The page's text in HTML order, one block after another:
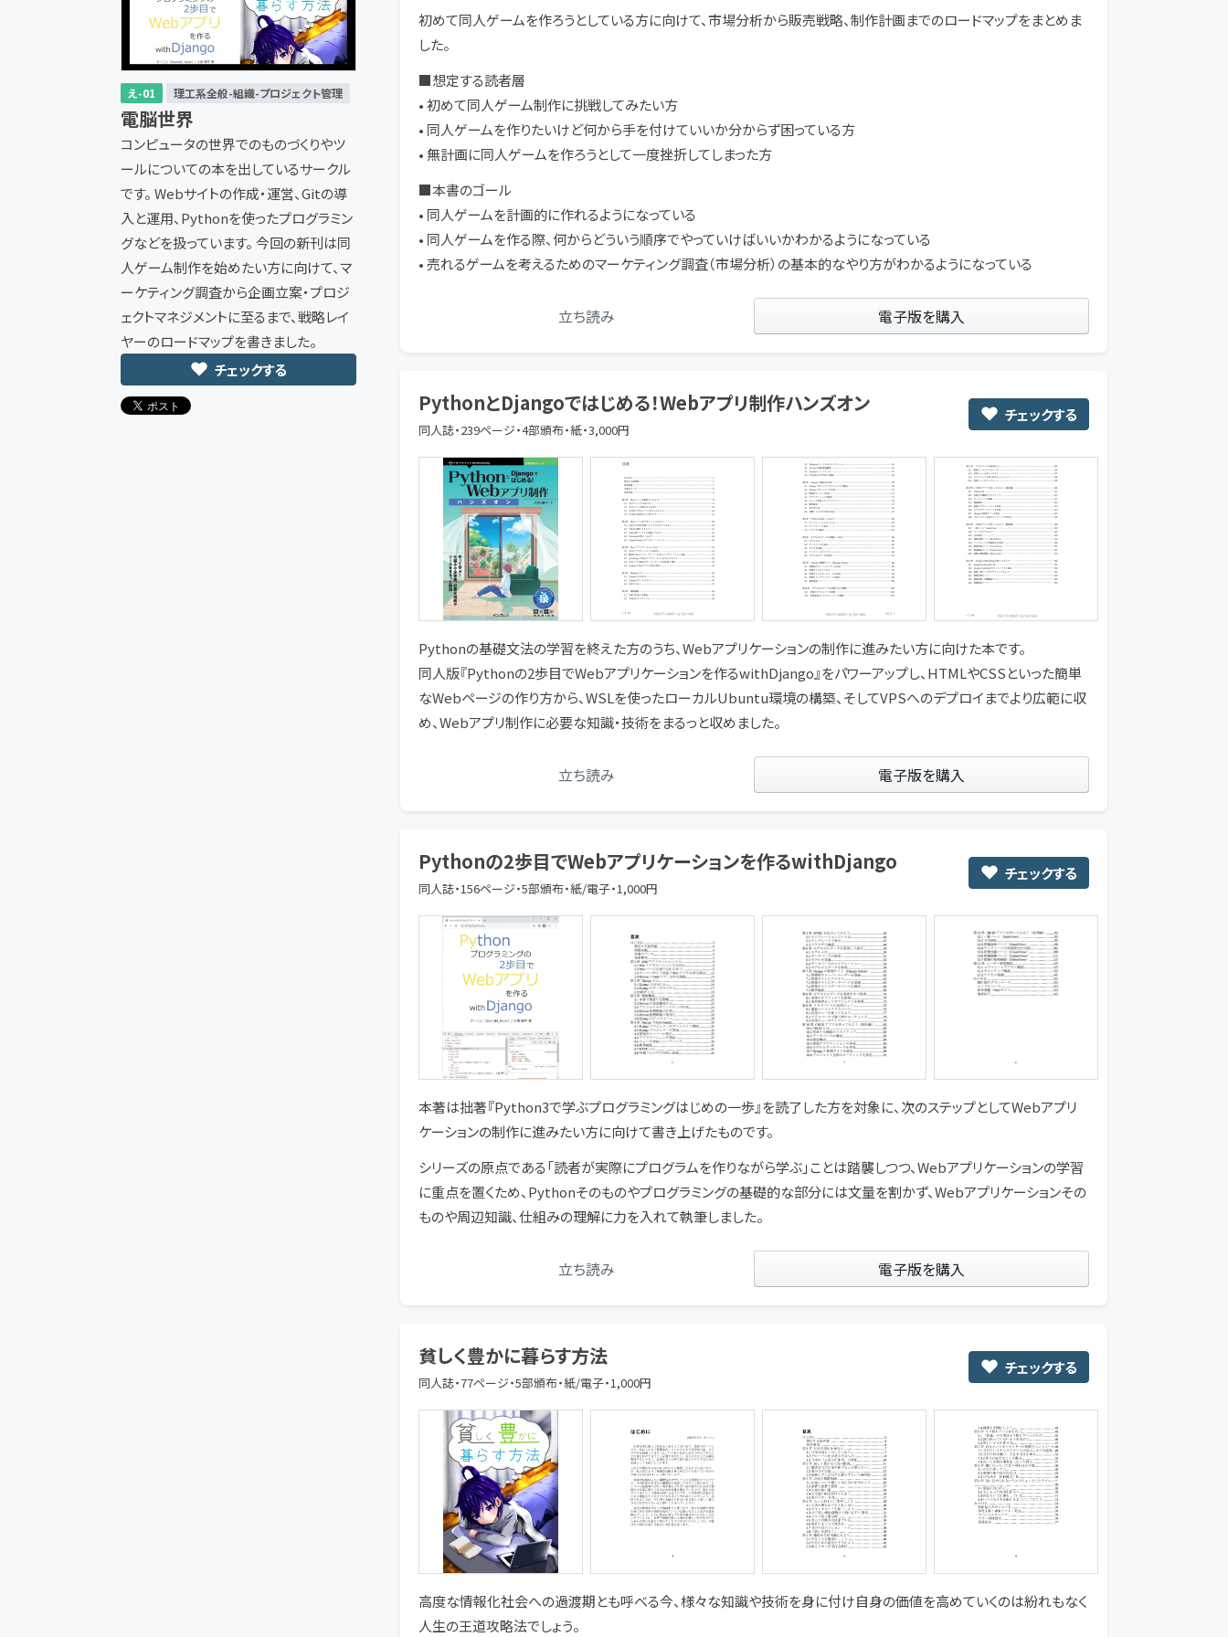
え-01 理工系全般-組織-プロジェクト管理
電脳世界
コンピュータの世界でのものづくりやツ
ールについての本を出しているサークル
です。 Webサイトの作成・運営、Gitの導
入と運用、Pythonを使ったプログラミン
グなどを扱っています。 今回の新刊は同
人ゲーム制作を始めたい方に向けて、マ
ーケティング調査から企画立案・プロジ
ェクトマネジメントに至るまで、戦略レイ
ヤーのロードマップを書きました。
チェックする
初めて同人ゲームを作ろうとしている方に向けて、市場分析から販売戦略、制作計画までのロードマップをまとめま
した。
■想定する読者層
• 初めて同人ゲーム制作に挑戦してみたい方
• 同人ゲームを作りたいけど何から手を付けていいか分からず困っている方
• 無計画に同人ゲームを作ろうとして一度挫折してしまった方
■本書のゴール
• 同人ゲームを計画的に作れるようになっている
• 同人ゲームを作る際、何からどういう順序でやっていけばいいかわかるようになっている
• 売れるゲームを考えるためのマーケティング調査（市場分析）の基本的なやり方がわかるようになっている
立ち読み 電子版を購入
PythonとDjangoではじめる！Webアプリ制作ハンズオン
同人誌・239ページ・4部頒布・紙・3,000円
チェックする
Pythonの基礎文法の学習を終えた方のうち、Webアプリケーションの制作に進みたい方に向けた本です。
同人版『Pythonの2歩目でWebアプリケーションを作るwithDjango』をパワーアップし、HTMLやCSSといった簡単
なWebページの作り方から、WSLを使ったローカルUbuntu環境の構築、そしてVPSへのデプロイまでより広範に収
め、Webアプリ制作に必要な知識・技術をまるっと収めました。
立ち読み 電子版を購入
Pythonの2歩目でWebアプリケーションを作るwithDjango
同人誌・156ページ・5部頒布・紙/電子・1,000円
チェックする
本著は拙著『Python3で学ぶプログラミングはじめの一歩』を読了した方を対象に、次のステップとしてWebアプリ
ケーションの制作に進みたい方に向けて書き上げたものです。
シリーズの原点である「読者が実際にプログラムを作りながら学ぶ」ことは踏襲しつつ、Webアプリケーションの学習
に重点を置くため、Pythonそのものやプログラミングの基礎的な部分には文量を割かず、Webアプリケーションその
ものや周辺知識、仕組みの理解に力を入れて執筆しました。
立ち読み 電子版を購入
貧しく豊かに暮らす方法
同人誌・77ページ・5部頒布・紙/電子・1,000円
チェックする
高度な情報化社会への過渡期とも呼べる今、様々な知識や技術を身に付け自身の価値を高めていくのは紛れもなく
人生の王道攻略法でしょう。